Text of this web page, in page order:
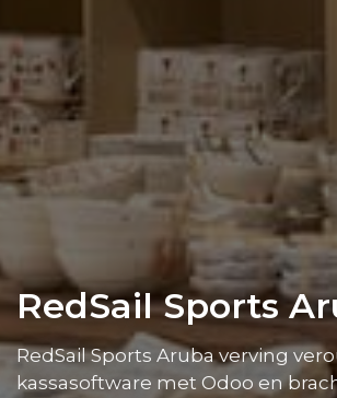
RedSail Sports
RedSail Sports Aruba verving
kassasoftware met Odoo en